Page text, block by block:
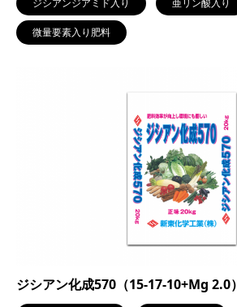
ジシアンジアミド入り 亜リン酸入り
微量要素入り肥料
ジシアン化成570（15-17-10+Mg 2.0）